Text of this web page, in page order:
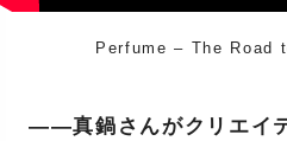
Perfume – The Road
――真鍋さんがクリエイ